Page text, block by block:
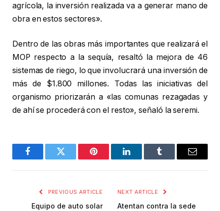
agrícola, la inversión realizada va a generar mano de
obra en estos sectores».
Dentro de las obras más importantes que realizará el
MOP respecto a la sequía, resaltó la mejora de 46
sistemas de riego, lo que involucrará una inversión de
más de $1.800 millones. Todas las iniciativas del
organismo priorizarán a «las comunas rezagadas y
de ahí se procederá con el resto», señaló la seremi.
FacebookTwitter Pinterest LinkedInTumblr Email
PREVIOUS ARTICLE
Equipo de auto solar
NEXT ARTICLE
Atentan contra la sede